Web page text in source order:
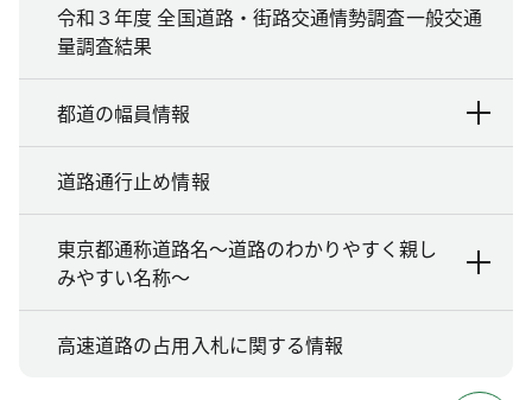
令和３年度 全国道路・街路交通情勢調査一般交通
量調査結果
都道の幅員情報
道路通行止め情報
東京都通称道路名～道路のわかりやすく親し
みやすい名称～
高速道路の占用入札に関する情報